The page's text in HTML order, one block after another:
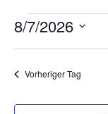
8/7/2026
Vorheriger Tag